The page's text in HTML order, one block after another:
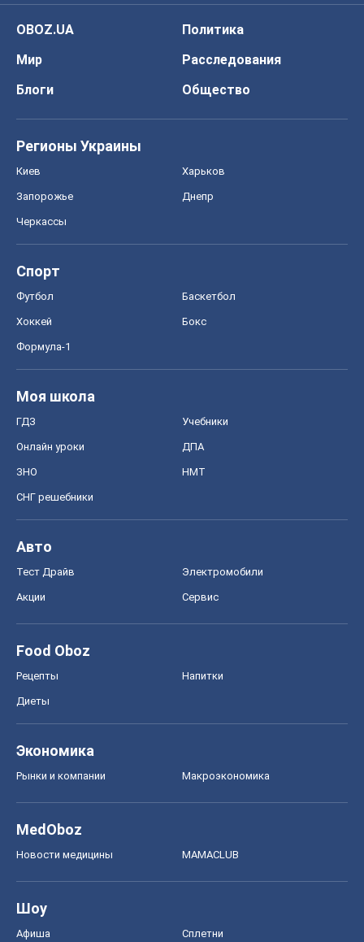
OBOZ.UA
Политика
Мир
Расследования
Блоги
Общество
Регионы Украины
Киев Харьков
Запорожье Днепр
Черкассы
Спорт
Футбол Баскетбол
Хоккей Бокс
Формула-1
Моя школа
ГДЗ Учебники
Онлайн уроки ДПА
ЗНО НМТ
СНГ решебники
Авто
Тест Драйв Электромобили
Акции Сервис
Food Oboz
Рецепты Напитки
Диеты
Экономика
Рынки и компании Mакроэкономика
MedOboz
Новости медицины MAMACLUB
Шоу
Афиша Сплетни